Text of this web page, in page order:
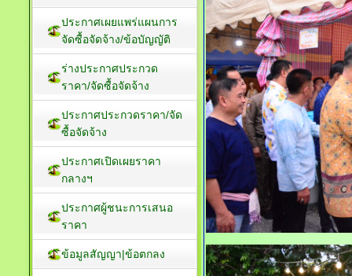
ประกาศเผยแพร่แผนการ
จัดซื้อจัดจ้าง/ข้อบัญญัติ
ร่างประกาศประกวด
ราคา/จัดซื้อจัดจ้าง
ประกาศประกวดราคา/จัด
ซื้อจัดจ้าง
ประกาศเปิดเผยราคา
กลางฯ
ประกาศผู้ชนะการเสนอ
ราคา
ข้อมูลสัญญา|ข้อตกลง